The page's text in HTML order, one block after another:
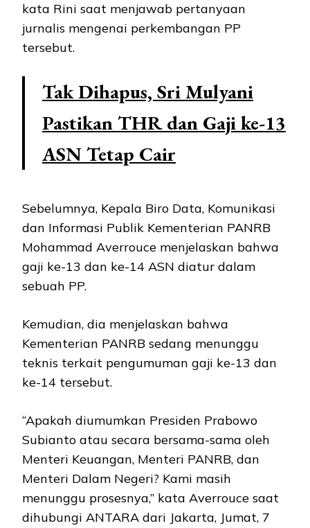
kata Rini saat menjawab pertanyaan
jurnalis mengenai perkembangan PP
tersebut.
Tak Dihapus, Sri Mulyani
Pastikan THR dan Gaji ke-13
ASN Tetap Cair
Sebelumnya, Kepala Biro Data, Komunikasi
dan Informasi Publik Kementerian PANRB
Mohammad Averrouce menjelaskan bahwa
gaji ke-13 dan ke-14 ASN diatur dalam
sebuah PP.
Kemudian, dia menjelaskan bahwa
Kementerian PANRB sedang menunggu
teknis terkait pengumuman gaji ke-13 dan
ke-14 tersebut.
“Apakah diumumkan Presiden Prabowo
Subianto atau secara bersama-sama oleh
Menteri Keuangan, Menteri PANRB, dan
Menteri Dalam Negeri? Kami masih
menunggu prosesnya,” kata Averrouce saat
dihubungi ANTARA dari Jakarta, Jumat, 7